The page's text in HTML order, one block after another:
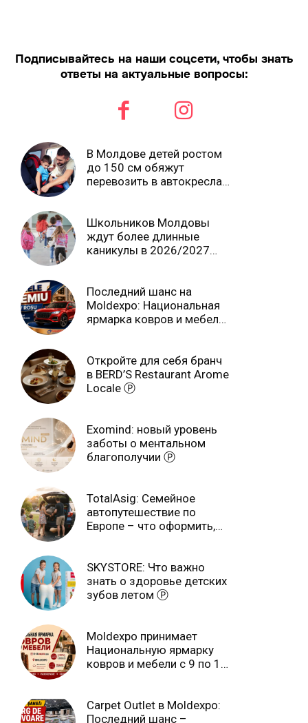
Подписывайтесь на наши соцсети, чтобы знать
ответы на актуальные вопросы:
В Молдове детей ростом
до 150 см обяжут
перевозить в автокреслах
Школьников Молдовы
ждут более длинные
каникулы в 2026/2027
Последний шанс на
Moldexpo: Национальная
ярмарка ковров и мебели
Откройте для себя бранч
в BERD’S Restaurant Arome
Locale Ⓟ
Exomind: новый уровень
заботы о ментальном
благополучии Ⓟ
TotalAsig: Семейное
автопутешествие по
Европе – что оформить,
SKYSTORE: Что важно
знать о здоровье детских
зубов летом Ⓟ
Moldexpo принимает
Национальную ярмарку
ковров и мебели с 9 по 14
Carpet Outlet в Moldexpo:
Последний шанс –